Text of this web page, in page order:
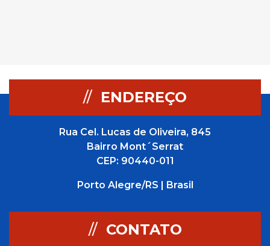
// ENDEREÇO
Rua Cel. Lucas de Oliveira, 845
Bairro Mont´Serrat
CEP: 90440-011
Porto Alegre/RS | Brasil
// CONTATO